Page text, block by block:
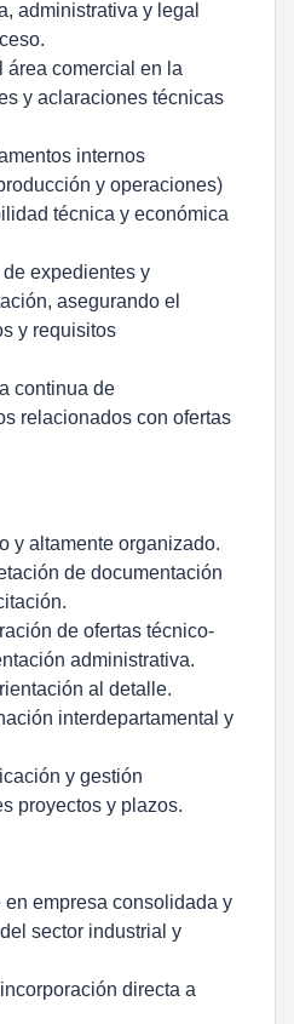
administrativa y legal
área comercial en la
y aclaraciones técnicas
internos
y operaciones)
técnica y económica
expedientes y
asegurando el
y requisitos
continua de
relacionados con ofertas
y altamente organizado.
de documentación
de ofertas técnico-
administrativa.
al detalle.
interdepartamental y
y gestión
proyectos y plazos.
empresa consolidada y
sector industrial y
directa a